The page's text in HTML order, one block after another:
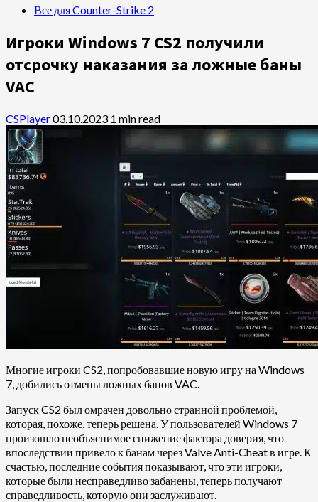
Все для Counter-Strike 2
Игроки Windows 7 CS2 получили
отсрочку наказания за ложные баны
VAC
CSPlayer03.10.2023 1 min read
Многие игроки CS2, попробовавшие новую игру на Windows
7, добились отмены ложных банов VAC.
Запуск CS2 был омрачен довольно странной проблемой,
которая, похоже, теперь решена. У пользователей Windows 7
произошло необъяснимое снижение фактора доверия, что
впоследствии привело к банам через Valve Anti-Cheat в игре. К
счастью, последние события показывают, что эти игроки,
которые были несправедливо забанены, теперь получают
справедливость, которую они заслуживают.